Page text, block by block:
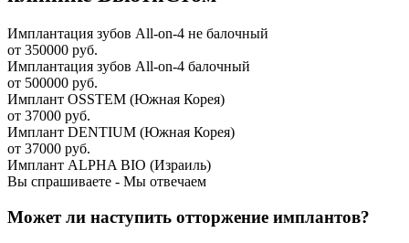
Имплантация зубов All-on-4 не балочный
от 350000 руб.
Имплантация зубов All-on-4 балочный
от 500000 руб.
Имплант OSSTEM (Южная Корея)
от 37000 руб.
Имплант DENTIUM (Южная Корея)
от 37000 руб.
Имплант ALPHA BIO (Израиль)
Вы спрашиваете - Мы отвечаем
Может ли наступить отторжение имплантов?